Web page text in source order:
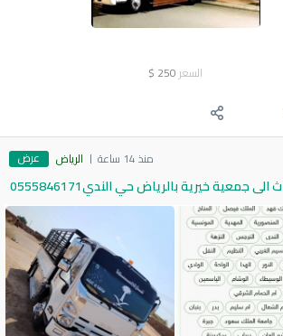
السعر 250
$
منذ 14 ساعة الرياض عرض
الى جمعية خيرية بالرياض حي الندي0555846171